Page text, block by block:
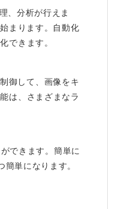
、分析が行えま
まります。自動化
できます。
御して、画像をキ
は、さまざまなラ
できます。簡単に
単になります。